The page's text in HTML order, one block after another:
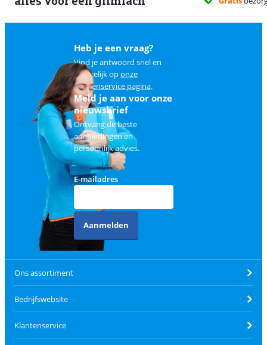
Heb je een vraag?
Vind je antwoord snel en
makkelijk oponze
klantenservice pagina.
Meld je aan voor onze
nieuwsbrief
Ontvang de beste
aanbiedingen en
persoonlijk advies.
E-mailadres
Aanmelden
Ons assortiment
Bedrijfswebsite
Klantenservice